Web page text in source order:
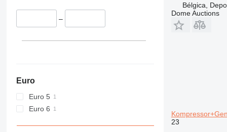
–
Euro
Euro 5
Euro 6
Bélgica,
Dome Auctions
23